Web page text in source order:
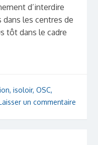
d’interdire
les centres de
tôt dans le cadre
, isoloir, OSC,
un commentaire